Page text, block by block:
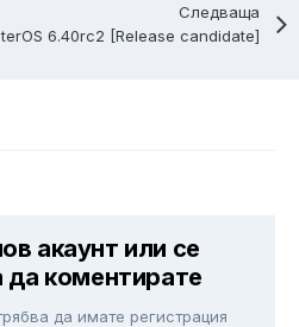
Следваща
6.40rc2 [Release candidate]
акаунт или се
да коментирате
да имате регистрация